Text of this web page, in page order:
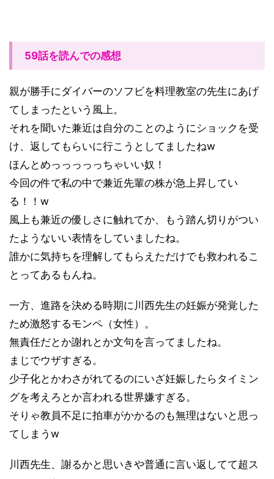
59話を読んでの感想
親が勝手にダイバーのソフビを料理教室の先生にあげ
てしまったという風上。
それを聞いた兼近は自分のことのようにショックを受
け、返してもらいに行こうとしてましたねw
ほんとめっっっっっちゃいい奴！
今回の件で私の中で兼近先輩の株が急上昇してい
る！！w
風上も兼近の優しさに触れてか、もう踏ん切りがつい
たようないい表情をしていましたね。
誰かに気持ちを理解してもらえただけでも救われるこ
とってあるもんね。
一方、進路を決める時期に川西先生の妊娠が発覚した
ため激怒するモンペ（女性）。
無責任だとか謝れとか文句を言ってましたね。
まじでウザすぎる。
少子化とかわさがれてるのにいざ妊娠したらタイミン
グを考えろとか言われる世界嫌すぎる。
そりゃ教員不足に拍車がかかるのも無理はないと思っ
てしまうw
川西先生、謝るかと思いきや普通に言い返してて超ス